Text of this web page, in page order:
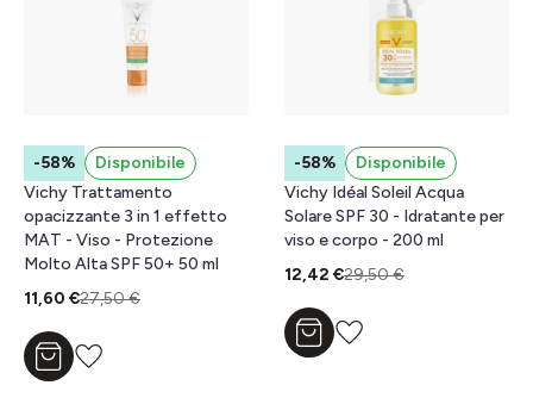
-58%
Disponibile
Vichy Trattamento
opacizzante 3 in 1 effetto
MAT - Viso - Protezione
Molto Alta SPF 50+ 50 ml
11,60 €27,50 €
Aggiungi al carrello
-58%
Disponibile
Vichy Idéal Soleil Acqua
Solare SPF 30 - Idratante per
viso e corpo - 200 ml
12,42 €29,50 €
Aggiungi al carrello